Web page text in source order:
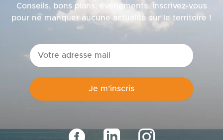
Conseils, bons plans, événements, inscrivez-vous
pour ne manquer aucune actualité sur le territoire !
Je m'inscris